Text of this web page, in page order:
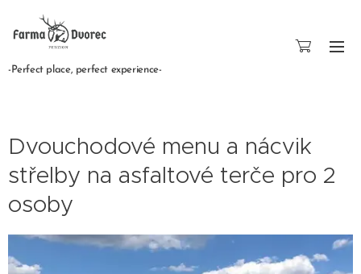
-Perfect place, perfect experience-
Dvouchodové menu a nácvik
střelby na asfaltové terče pro 2
osoby